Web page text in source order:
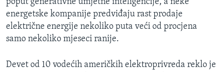
poput generativne umjetne inteligencije, a neke
energetske kompanije predviđaju rast prodaje
električne energije nekoliko puta veći od procjena
samo nekoliko mjeseci ranije.
Devet od 10 vodećih američkih elektroprivreda reklo je